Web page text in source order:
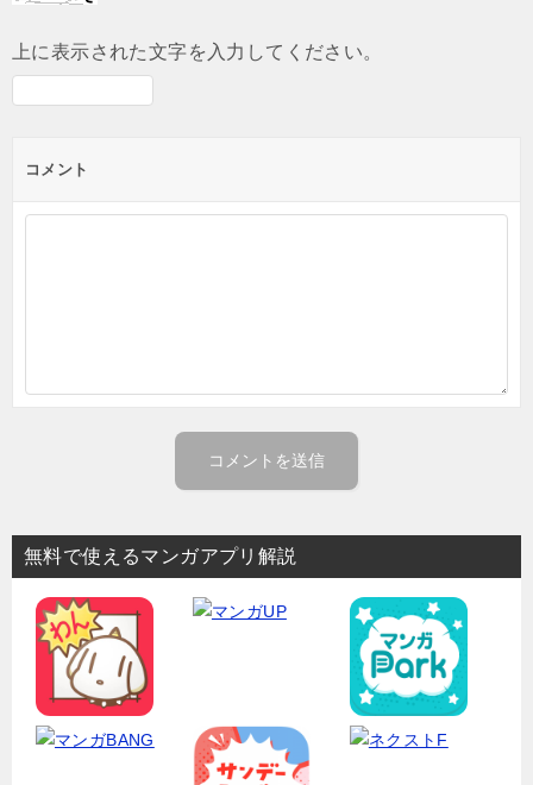
上に表示された文字を入力してください。
コメント
無料で使えるマンガアプリ解説